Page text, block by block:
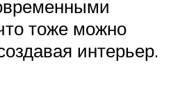
тоже можно
интерьер.